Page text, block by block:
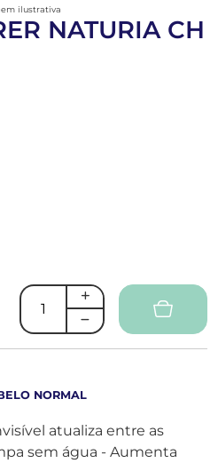
ilustrativa
NATURIA CH
NORMAL
atualiza entre as
sem água - Aumenta